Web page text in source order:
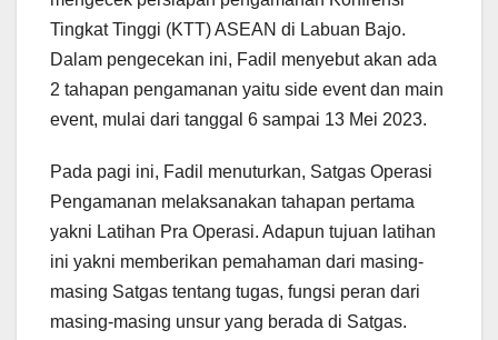
Tingkat Tinggi (KTT) ASEAN di Labuan Bajo.
Dalam pengecekan ini, Fadil menyebut akan ada
2 tahapan pengamanan yaitu side event dan main
event, mulai dari tanggal 6 sampai 13 Mei 2023.
Pada pagi ini, Fadil menuturkan, Satgas Operasi
Pengamanan melaksanakan tahapan pertama
yakni Latihan Pra Operasi. Adapun tujuan latihan
ini yakni memberikan pemahaman dari masing-
masing Satgas tentang tugas, fungsi peran dari
masing-masing unsur yang berada di Satgas.